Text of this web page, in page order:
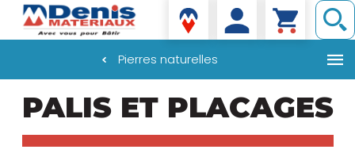
contenu
Denis matériaux
Pierres naturelles
PALIS ET PLACAGES